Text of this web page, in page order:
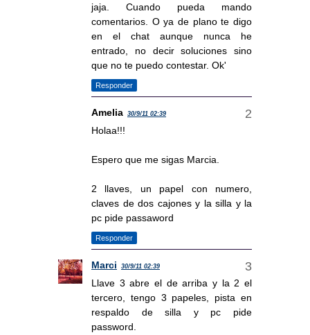
jaja. Cuando pueda mando
comentarios. O ya de plano te digo
en el chat aunque nunca he
entrado, no decir soluciones sino
que no te puedo contestar. Ok'
Responder
Amelia 30/9/11 02:39
Holaa!!!
Espero que me sigas Marcia.
2 llaves, un papel con numero,
claves de dos cajones y la silla y la
pc pide passaword
Responder
Marci 30/9/11 02:39
Llave 3 abre el de arriba y la 2 el
tercero, tengo 3 papeles, pista en
respaldo de silla y pc pide
password.